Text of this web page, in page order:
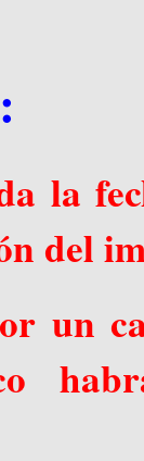
la
del
un